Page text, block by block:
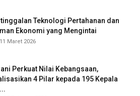
Teknologi Pertahanan dan
Ekonomi yang Mengintai
Maret 2026
Perkuat Nilai Kebangsaan,
4 Pilar kepada 195 Kepala